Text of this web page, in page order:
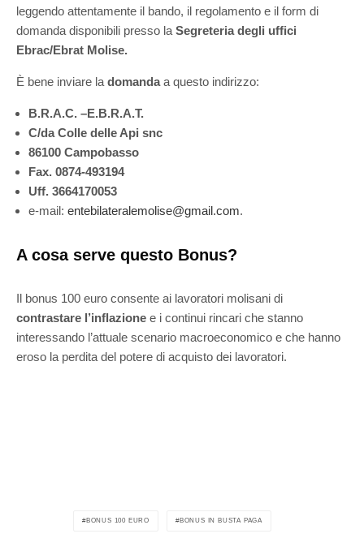
leggendo attentamente il bando, il regolamento e il form di
domanda disponibili presso la Segreteria degli uffici
Ebrac/Ebrat Molise.
È bene inviare la domandaa questo indirizzo:
B.R.A.C. –E.B.R.A.T.
C/da Colle delle Api snc
86100 Campobasso
Fax. 0874-493194
Uff. 3664170053
e-mail: entebilateralemolise@gmail.com.
A cosa serve questo Bonus?
Il bonus 100 euro consente ai lavoratori molisani di
contrastare l’inflazione e i continui rincari che stanno
interessando l’attuale scenario macroeconomico e che hanno
eroso la perdita del potere di acquisto dei lavoratori.
BONUS 100 EURO BONUS IN BUSTA PAGA